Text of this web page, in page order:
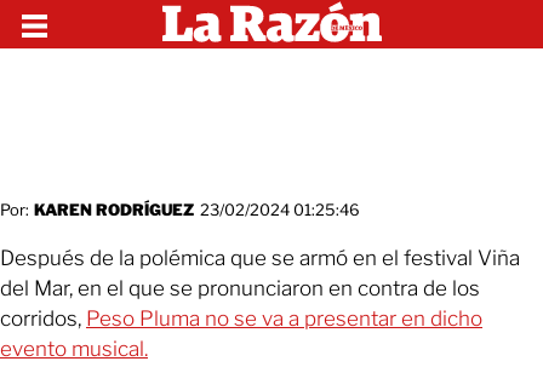
Por: KAREN RODRÍGUEZ 23/02/2024 01:25:46
Después de la polémica que se armó en el festival Viña
del Mar, en el que se pronunciaron en contra de los
corridos, Peso Pluma no se va a presentar en dicho
evento musical.